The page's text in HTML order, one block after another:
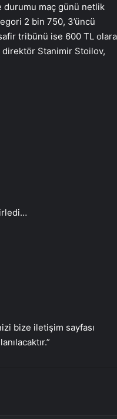
durumu maç günü netlik
2 bin 750, 3’üncü
tribünü ise 600 TL
Stanimir Stoilov,
bize iletişim sayfası